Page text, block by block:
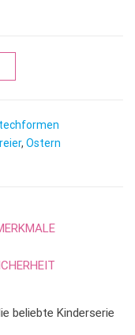
e
r
e
, Ostern
beliebte Kinderserie